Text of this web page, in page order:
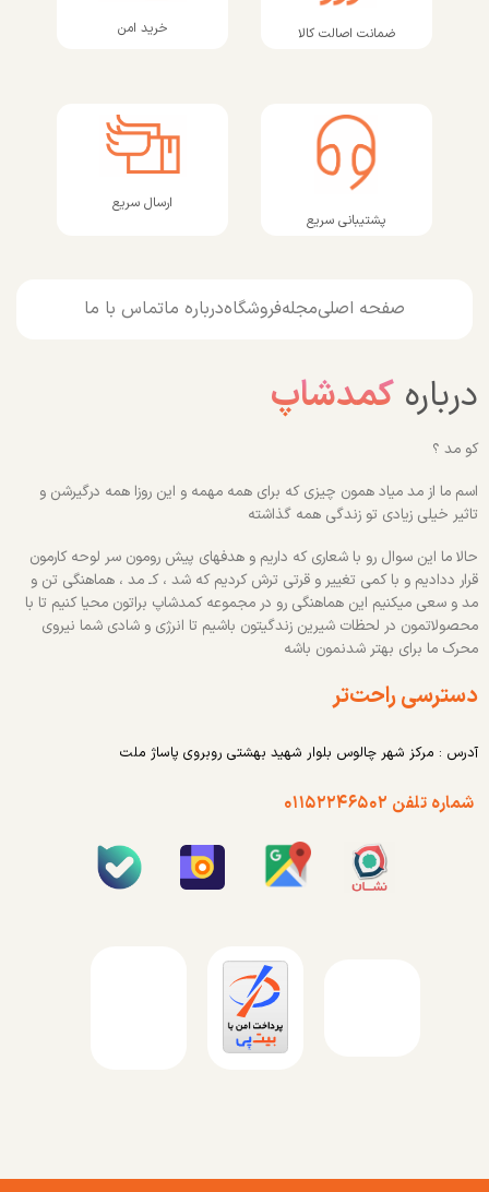
ضمانت اصالت کالا خرید امن
پشتیبانی سریع
ارسال سریع
صفحه اصلیمجلهفروشگاهدرباره ماتماس با ما
درباره کمدشاپ
کو مد ؟
اسم ما از مد میاد همون چیزی که برای همه مهمه و این روزا همه درگیرشن و
تاثیر خیلی زیادی تو زندگی همه گذاشته
حالا ما این سوال رو با شعاری که داریم و هدفهای پیش رومون سر لوحه کارمون
قرار ددادیم و با کمی تغییر و قرتی ترش کردیم که شد ، کـ مد ، هماهنگی تن و
مد و سعی میکنیم این هماهنگی رو در مجموعه کمدشاپ براتون محیا کنیم تا با
محصولاتمون در لحظات شیرین زندگیتون باشیم تا انرژی و شادی شما نیروی
محرک ما برای بهتر شدنمون باشه
دسترسی راحت‌تر
آدرس : مرکز شهر چالوس بلوار شهید بهشتی روبروی پاساژ ملت
شماره تلفن ۰۱۱۵۲۲۴۶۵۰۲